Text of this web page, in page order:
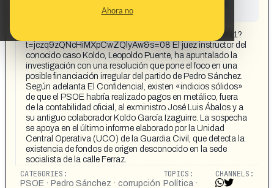
Ahora no
https://x.com/gaceta_es/status/1980269018377597411?
t=jczq9zQNcHiMXpCwZQlyAw&s=08 El juez instructor del
conocido caso Koldo, Leopoldo Puente, ha apuntalado la
investigación con una resolución que pone el foco en una
posible financiación irregular del partido de Pedro Sánchez.
Según adelanta El Confidencial, existen «indicios sólidos»
de que el PSOE habría realizado pagos en metálico, fuera
de la contabilidad oficial, al exministro José Luis Ábalos y a
su antiguo colaborador Koldo García Izaguirre. La sospecha
se apoya en el último informe elaborado por la Unidad
Central Operativa (UCO) de la Guardia Civil, que detecta la
existencia de fondos de origen desconocido en la sede
socialista de la calle Ferraz.
CATEGORIES:
PSOE · Pedro Sánchez · corrupción
TOPICS:
Política ·
CHANNELS: